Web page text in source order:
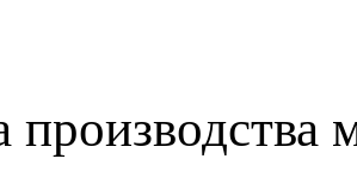
производства